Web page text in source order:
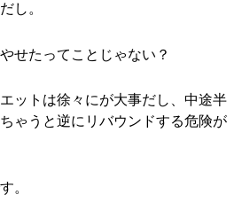
し。
せたってことじゃない？
ットは徐々にが大事だし、中途半
ゃうと逆にリバウンドする危険が
。